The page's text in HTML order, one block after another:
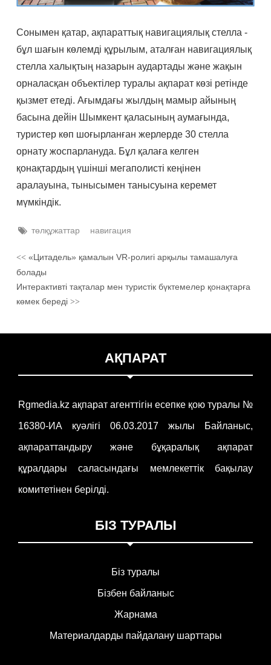
Сонымен қатар, ақпараттық навигациялық стелла -
бұл шағын көлемді құрылым, аталған навигациялық
стелла халықтың назарын аудартады және жақын
орналасқан объектілер туралы ақпарат көзі ретінде
қызмет етеді. Ағымдағы жылдың мамыр айының
басына дейін Шымкент қаласының аумағында,
туристер көп шоғырланған жерлерде 30 стелла
орнату жоспарлануда. Бұл қалаға келген
қонақтардың үшінші мегаполисті кеңінен
аралауына, тынысымен танысуына керемет
мүмкіндік.
төлқұжаттар навигация
<<«Цитадель» қамалын VR-ролигі арқылы тамашалуға
болады
Интерактивті тақталар мен туристік бүктемелер қонақтарға
көмек береді >>
АҚПАРАТ
Rgmedia.kz ақпарат агенттігін есепке қою туралы №
16380-ИА куәлігі 06.03.2017 жылы Байланыс,
ақпараттандыру және бұқаралық ақпарат
құралдары саласындағы мемлекеттік бақылау
комитетінен берілді.
БІЗ ТУРАЛЫ
Біз туралы
Бізбен байланыс
Жарнама
Материалдарды пайдалану шарттары